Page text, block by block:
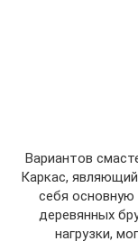
Вариантов
Каркас,
себя основную
деревянных
нагрузки,